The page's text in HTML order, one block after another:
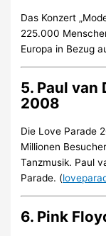
Das Konzert
225.000
Europa in Bezug
5. Paul van
2008
Die Love Parade
Millionen
Tanzmusik. Paul
Parade. (
6. Pink